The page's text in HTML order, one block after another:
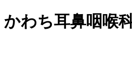
かわち耳鼻咽喉